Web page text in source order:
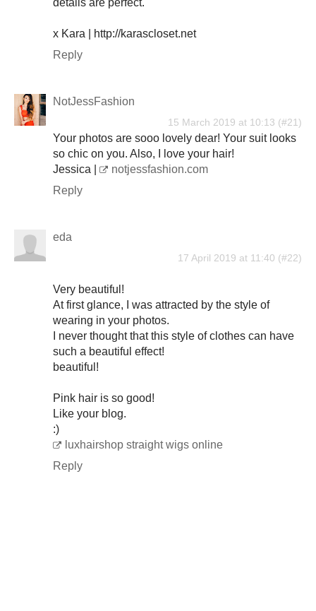
details are perfect.
x Kara | http://karascloset.net
Reply
NotJessFashion
15 March 2019 at 10:13
Your photos are sooo lovely dear! Your suit looks
so chic on you. Also, I love your hair!
Jessica |
notjessfashion.com
Reply
eda
17 April 2019 at 11:40
Very beautiful!
At first glance, I was attracted by the style of
wearing in your photos.
I never thought that this style of clothes can have
such a beautiful effect!
beautiful!
Pink hair is so good!
Like your blog.
:)
luxhairshop straight wigs online
Reply